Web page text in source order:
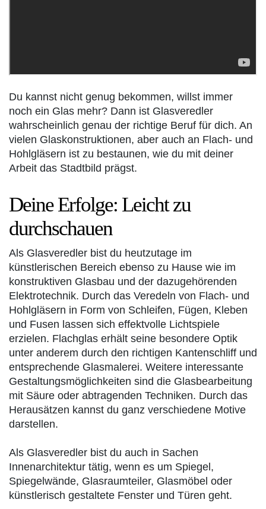
Du kannst nicht genug bekommen, willst immer
noch ein Glas mehr? Dann ist Glasveredler
wahrscheinlich genau der richtige Beruf für dich. An
vielen Glaskonstruktionen, aber auch an Flach- und
Hohlgläsern ist zu bestaunen, wie du mit deiner
Arbeit das Stadtbild prägst.
Deine Erfolge: Leicht zu
durchschauen
Als Glasveredler bist du heutzutage im
künstlerischen Bereich ebenso zu Hause wie im
konstruktiven Glasbau und der dazugehörenden
Elektrotechnik. Durch das Veredeln von Flach- und
Hohlgläsern in Form von Schleifen, Fügen, Kleben
und Fusen lassen sich effektvolle Lichtspiele
erzielen. Flachglas erhält seine besondere Optik
unter anderem durch den richtigen Kantenschliff und
entsprechende Glasmalerei. Weitere interessante
Gestaltungsmöglichkeiten sind die Glasbearbeitung
mit Säure oder abtragenden Techniken. Durch das
Herausätzen kannst du ganz verschiedene Motive
darstellen.
Als Glasveredler bist du auch in Sachen
Innenarchitektur tätig, wenn es um Spiegel,
Spiegelwände, Glasraumteiler, Glasmöbel oder
künstlerisch gestaltete Fenster und Türen geht.